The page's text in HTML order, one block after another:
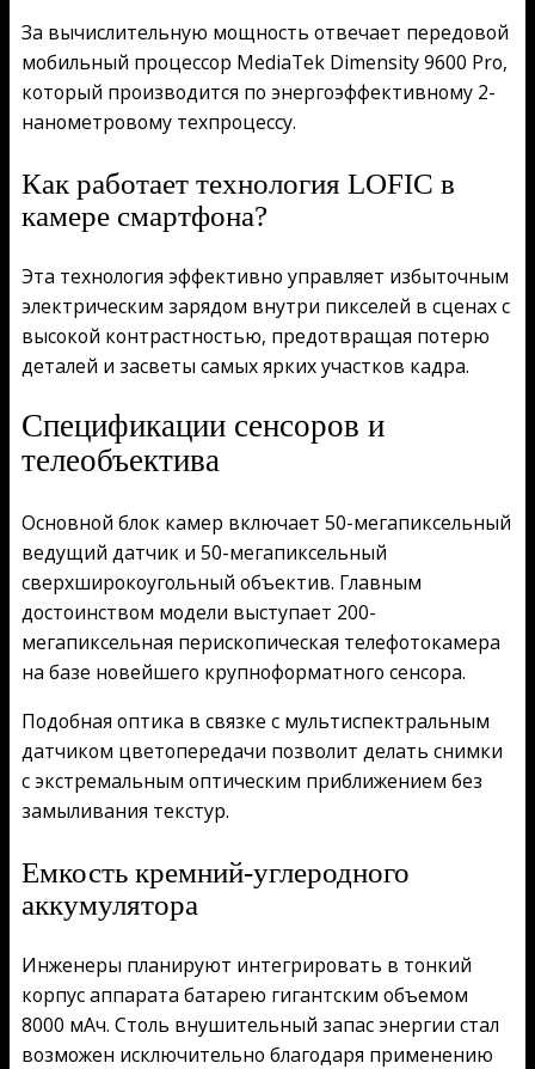
За вычислительную мощность отвечает передовой
мобильный процессор MediaTek Dimensity 9600 Pro,
который производится по энергоэффективному 2-
нанометровому техпроцессу.
Как работает технология LOFIC в
камере смартфона?
Эта технология эффективно управляет избыточным
электрическим зарядом внутри пикселей в сценах с
высокой контрастностью, предотвращая потерю
деталей и засветы самых ярких участков кадра.
Спецификации сенсоров и
телеобъектива
Основной блок камер включает 50-мегапиксельный
ведущий датчик и 50-мегапиксельный
сверхширокоугольный объектив. Главным
достоинством модели выступает 200-
мегапиксельная перископическая телефотокамера
на базе новейшего крупноформатного сенсора.
Подобная оптика в связке с мультиспектральным
датчиком цветопередачи позволит делать снимки
с экстремальным оптическим приближением без
замыливания текстур.
Емкость кремний-углеродного
аккумулятора
Инженеры планируют интегрировать в тонкий
корпус аппарата батарею гигантским объемом
8000 мАч. Столь внушительный запас энергии стал
возможен исключительно благодаря применению